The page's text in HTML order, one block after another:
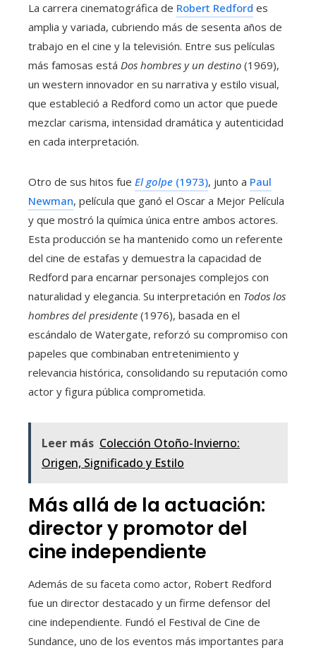
La carrera cinematográfica de Robert Redford es
amplia y variada, cubriendo más de sesenta años de
trabajo en el cine y la televisión. Entre sus películas
más famosas está Dos hombres y un destino (1969),
un western innovador en su narrativa y estilo visual,
que estableció a Redford como un actor que puede
mezclar carisma, intensidad dramática y autenticidad
en cada interpretación.
Otro de sus hitos fue El golpe (1973), junto a Paul
Newman, película que ganó el Oscar a Mejor Película
y que mostró la química única entre ambos actores.
Esta producción se ha mantenido como un referente
del cine de estafas y demuestra la capacidad de
Redford para encarnar personajes complejos con
naturalidad y elegancia. Su interpretación en Todos los
hombres del presidente (1976), basada en el
escándalo de Watergate, reforzó su compromiso con
papeles que combinaban entretenimiento y
relevancia histórica, consolidando su reputación como
actor y figura pública comprometida.
Leer más Colección Otoño-Invierno:
Origen, Significado y Estilo
Más allá de la actuación:
director y promotor del
cine independiente
Además de su faceta como actor, Robert Redford
fue un director destacado y un firme defensor del
cine independiente. Fundó el Festival de Cine de
Sundance, uno de los eventos más importantes para